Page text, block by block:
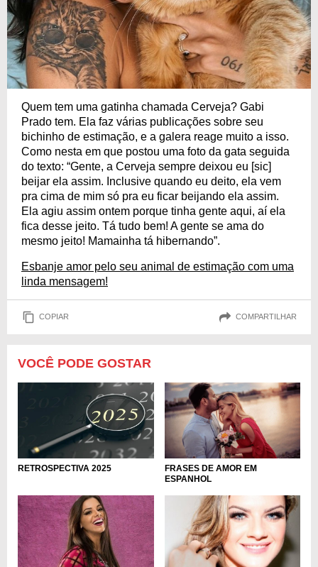
Quem tem uma gatinha chamada Cerveja? Gabi
Prado tem. Ela faz várias publicações sobre seu
bichinho de estimação, e a galera reage muito a isso.
Como nesta em que postou uma foto da gata seguida
do texto: “Gente, a Cerveja sempre deixou eu [sic]
beijar ela assim. Inclusive quando eu deito, ela vem
pra cima de mim só pra eu ficar beijando ela assim.
Ela agiu assim ontem porque tinha gente aqui, aí ela
fica desse jeito. Tá tudo bem! A gente se ama do
mesmo jeito! Mamainha tá hibernando”.
Esbanje amor pelo seu animal de estimação com uma
linda mensagem!
COPIAR COMPARTILHAR
VOCÊ PODE GOSTAR
RETROSPECTIVA 2025
FRASES DE AMOR EM
ESPANHOL